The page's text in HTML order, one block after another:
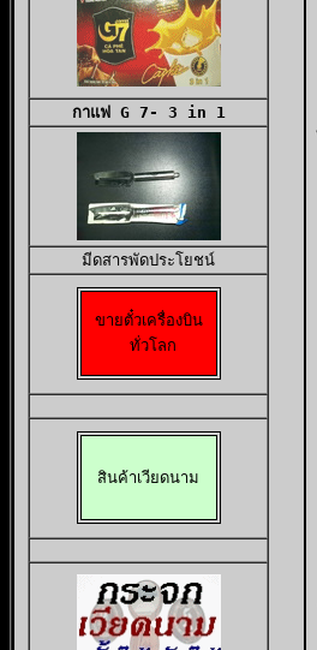
กาแฟ G 7- 3 in 1
มีดสารพัดประโยชน
ขายตั๋วเครื่องบิน
ทั่วโลก
สินค้าเวียดนาม